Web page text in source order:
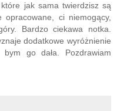
jak sama twierdzisz są
opracowane, ci niemogący,
Bardzo ciekawa notka.
dodatkowe wyróżnienie
go dała. Pozdrawiam